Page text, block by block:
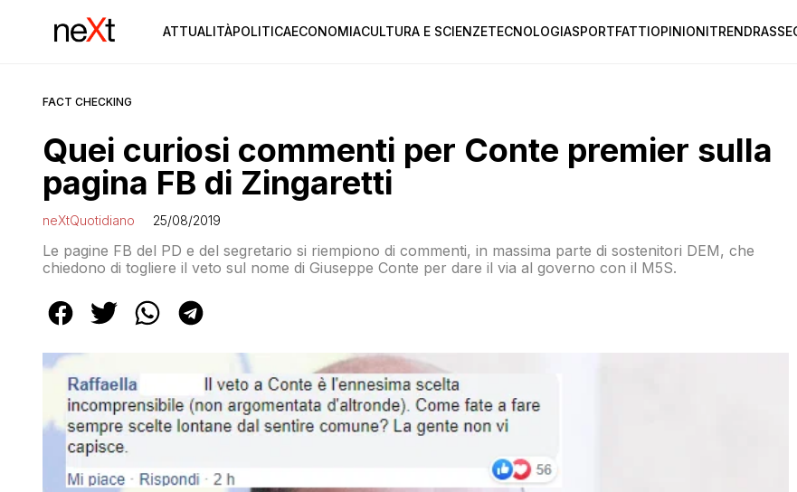
ATTUALITÀPOLITICAECONOMIACULTURA E SCIENZETECNOLOGIASPORTFATTIOPINIONITREND
FACT CHECKING
Quei curiosi commenti per Conte premier sulla
pagina FB di Zingaretti
neXtQuotidiano 25/08/2019
Le pagine FB del PD e del segretario si riempiono di commenti, in massima parte di sostenitori DEM, che
chiedono di togliere il veto sul nome di Giuseppe Conte per dare il via al governo con il M5S.